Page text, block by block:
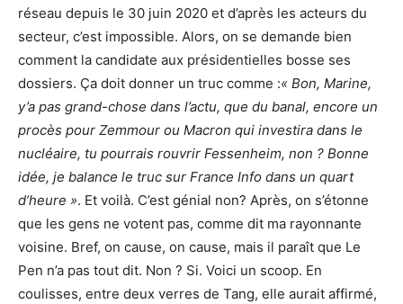
réseau depuis le 30 juin 2020 et d’après les acteurs du
secteur, c’est impossible. Alors, on se demande bien
comment la candidate aux présidentielles bosse ses
dossiers. Ça doit donner un truc comme :« Bon, Marine,
y’a pas grand-chose dans l’actu, que du banal, encore un
procès pour Zemmour ou Macron qui investira dans le
nucléaire, tu pourrais rouvrir Fessenheim, non ? Bonne
idée, je balance le truc sur France Info dans un quart
d’heure ». Et voilà. C’est génial non? Après, on s’étonne
que les gens ne votent pas, comme dit ma rayonnante
voisine. Bref, on cause, on cause, mais il paraît que Le
Pen n’a pas tout dit. Non ? Si. Voici un scoop. En
coulisses, entre deux verres de Tang, elle aurait affirmé,